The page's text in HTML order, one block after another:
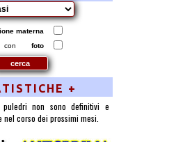
materna
con
foto
+
non sono definitivi e
corso dei prossimi mesi.